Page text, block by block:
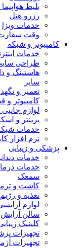
بلیط هواپیما و
رزرو هتل
خدمات ویزا
وقت سفارت
کامپیوتر و شبکه
خدمات اینترنت
طراحی سایت
هاستینگ و دامنه
سایر
تعمیر و نگهداری
کامپیوتر و
لوازم جانبی
پرینتر و اسکنر
خدمات شبکه
نرم افزار
پزشکی و زیبایی
خدمات
خدمات درمانی و
سمعک
کاشت و ترمیم
تغذیه و رژیم
لوازم آرایشی و
سالن آرایش و
کلینیک زیبایی
تجهیزات پزشکی
تجهیزات